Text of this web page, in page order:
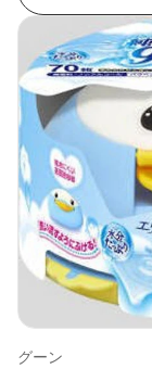
グーン